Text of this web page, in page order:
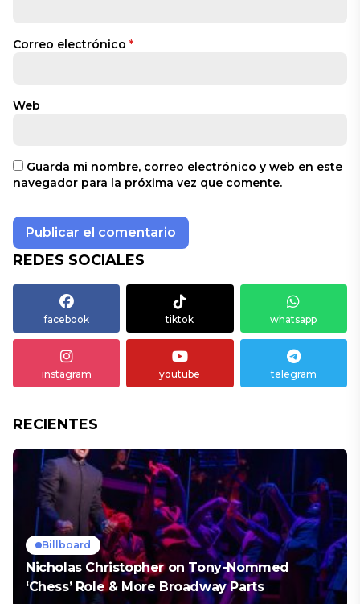
Correo electrónico *
Web
Guarda mi nombre, correo electrónico y web en este
navegador para la próxima vez que comente.
REDES SOCIALES
facebook tiktok whatsapp
instagram youtube telegram
RECIENTES
Billboard
Nicholas Christopher on Tony-Nommed
‘Chess’ Role & More Broadway Parts